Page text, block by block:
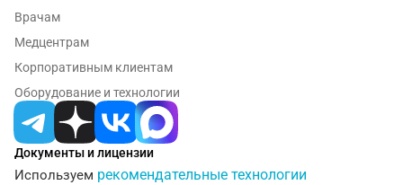
Рыбинск
Самара
Саратов
Документы и лицензии
Используем рекомендательные технологии
Врачам
Медцентрам
Корпоративным клиентам
Оборудование и технологии